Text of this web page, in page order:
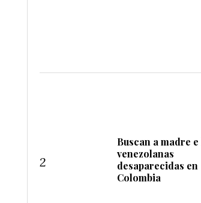
2
Buscan a madre
venezolanas
desaparecidas en
Colombia